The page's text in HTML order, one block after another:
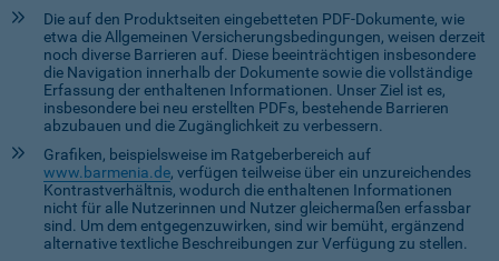
Die auf den Produktseiten eingebetteten PDF-Dokumente, wie
etwa die Allgemeinen Versicherungsbedingungen, weisen derzeit
noch diverse Barrieren auf. Diese beeinträchtigen insbesondere
die Navigation innerhalb der Dokumente sowie die vollständige
Erfassung der enthaltenen Informationen. Unser Ziel ist es,
insbesondere bei neu erstellten PDFs, bestehende Barrieren
abzubauen und die Zugänglichkeit zu verbessern.
Grafiken, beispielsweise im Ratgeberbereich auf
www.barmenia.de, verfügen teilweise über ein unzureichendes
Kontrastverhältnis, wodurch die enthaltenen Informationen
nicht für alle Nutzerinnen und Nutzer gleichermaßen erfassbar
sind. Um dem entgegenzuwirken, sind wir bemüht, ergänzend
alternative textliche Beschreibungen zur Verfügung zu stellen.